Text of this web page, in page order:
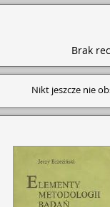
Brak
Nikt jeszcze nie